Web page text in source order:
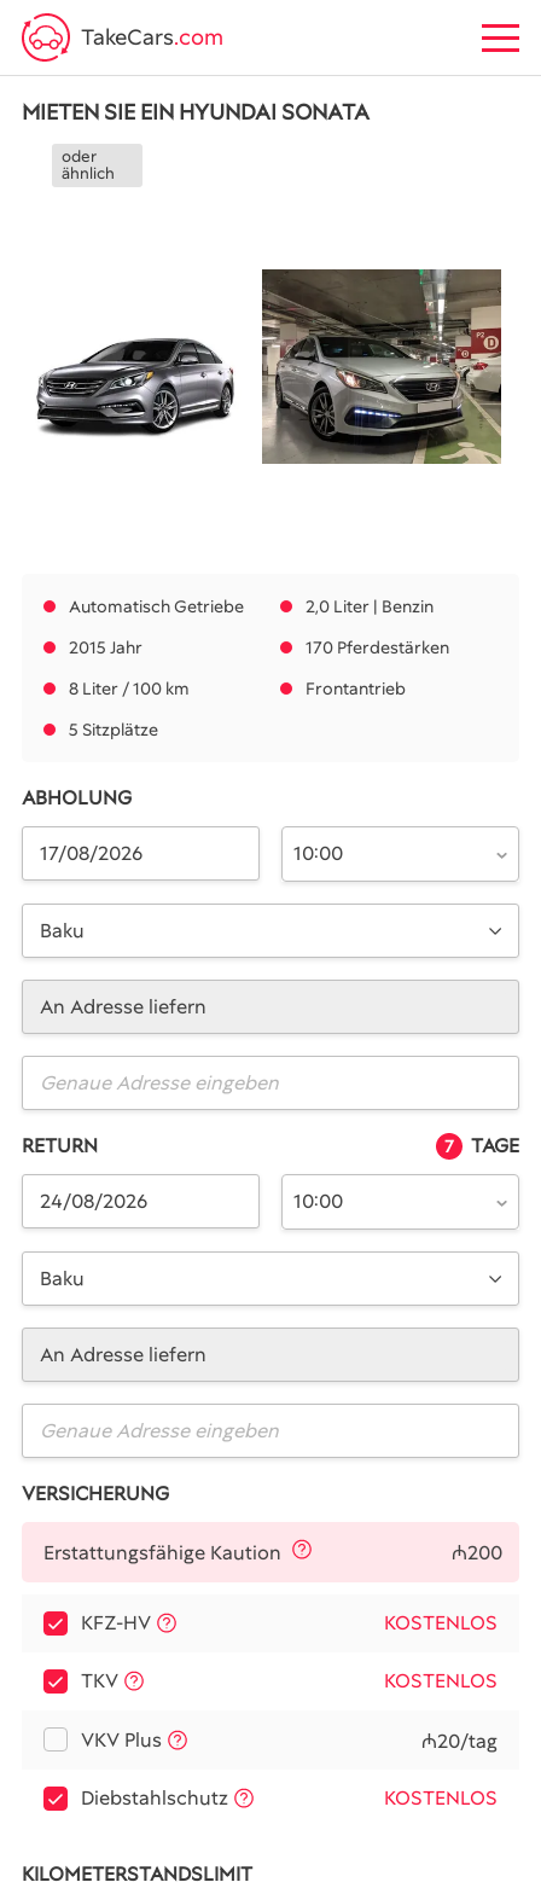
TakeCars.com
MIETEN SIE EIN HYUNDAI SONATA
oder
ähnlich
Automatisch Getriebe
2,0 Liter | Benzin
2015 Jahr
170 Pferdestärken
8 Liter / 100 km
Frontantrieb
5 Sitzplätze
ABHOLUNG
10:00
Baku
An Adresse liefern
RETURN 7 TAGE
10:00
Baku
An Adresse liefern
VERSICHERUNG
Erstattungsfähige Kaution ₼200
KFZ-HV KOSTENLOS
TKV KOSTENLOS
VKV Plus ₼20/tag
Diebstahlschutz KOSTENLOS
KILOMETERSTANDSLIMIT